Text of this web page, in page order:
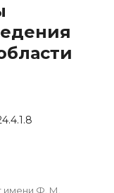
имени Ф. М.